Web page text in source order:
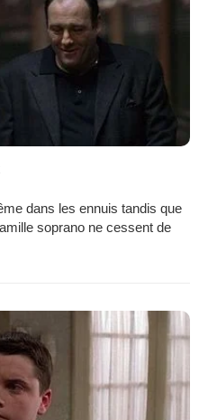
dans les ennuis tandis que
soprano ne cessent de